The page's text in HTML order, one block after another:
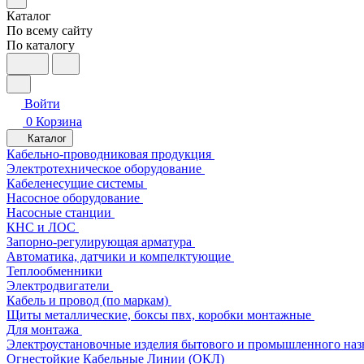
Каталог
По всему сайту
По каталогу
Войти
0 Корзина
Каталог
Кабельно-проводниковая продукция
Электротехническое оборудование
Кабеленесущие системы
Насосное оборудование
Насосные станции
КНС и ЛОС
Запорно-регулирующая арматура
Автоматика, датчики и компелктующие
Теплообменники
Электродвигатели
Кабель и провод (по маркам)
Щиты металлические, боксы пвх, коробки монтажные
Для монтажа
Электроустановочные изделия бытового и промышленного
Огнестойкие Кабельные Линии (ОКЛ)